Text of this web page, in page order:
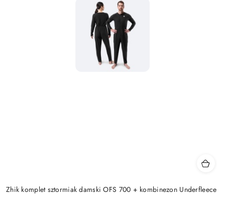
Zhik komplet sztormiak damski OFS 700 + kombinezon Underfleece